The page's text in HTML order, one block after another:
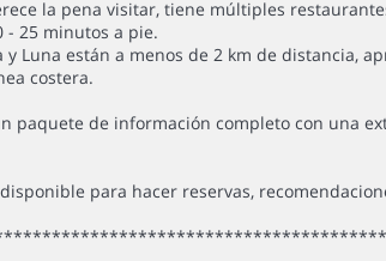
la pena visitar, tiene múltiples
- 25 minutos a pie.
y Luna están a menos de 2 km de distancia,
costera.
paquete de información completo con una
para hacer reservas,